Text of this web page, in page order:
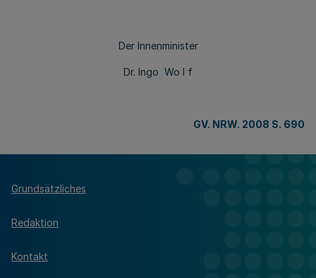
Der Innenminister
Dr. Ingo Wo l f
GV. NRW. 2008 S. 690
Grundsätzliches
Redaktion
Kontakt